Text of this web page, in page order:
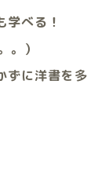
べる！
。）
ずに洋書を多